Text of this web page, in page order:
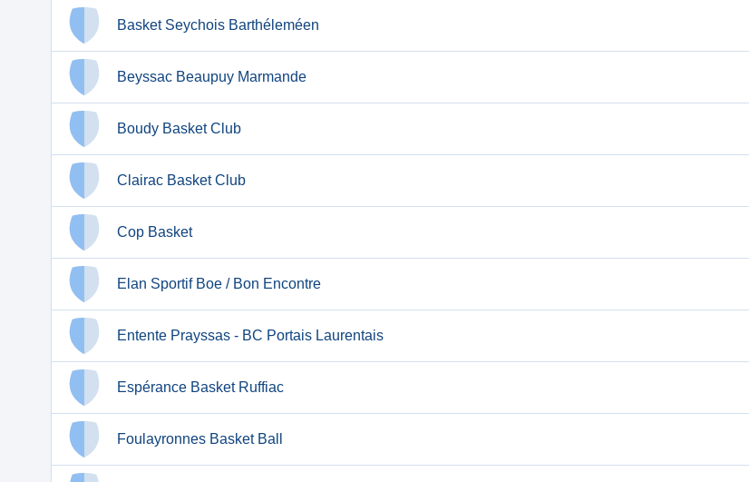
Basket Seychois Barthéleméen
Beyssac Beaupuy Marmande
Boudy Basket Club
Clairac Basket Club
Cop Basket
Elan Sportif Boe / Bon Encontre
Entente Prayssas - BC Portais Laurentais
Espérance Basket Ruffiac
Foulayronnes Basket Ball